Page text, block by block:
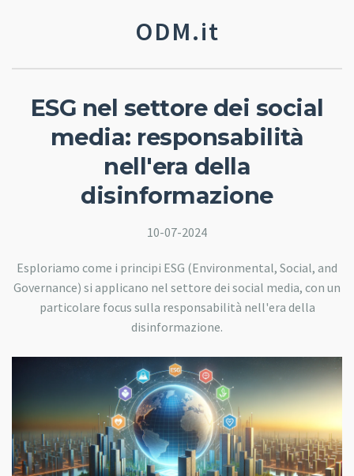
ODM.it
ESG nel settore dei social
media: responsabilità
nell'era della
disinformazione
10-07-2024
Esploriamo come i principi ESG (Environmental, Social, and
Governance) si applicano nel settore dei social media, con un
particolare focus sulla responsabilità nell'era della
disinformazione.